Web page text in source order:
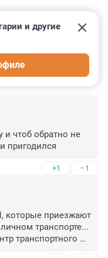
и другие
и чтоб обратно не
пригодился
+1 –1
которые приезжают
транспорте...
транспортного